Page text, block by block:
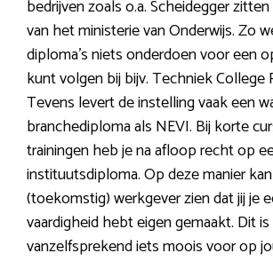
bedrijven zoals o.a. Scheidegger
van het ministerie van Onderwijs. Zo
diploma’s niets onderdoen voor een
kunt volgen bij bijv. Techniek College
Tevens levert de instelling vaak een
branchediploma als NEVI. Bij korte
trainingen heb je na afloop recht op
instituutsdiploma. Op deze manier
(toekomstig) werkgever zien dat jij je
vaardigheid hebt eigen gemaakt. Dit is
vanzelfsprekend iets moois voor op